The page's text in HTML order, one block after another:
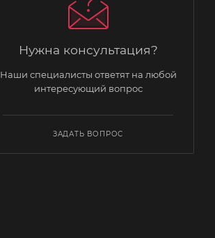
Нужна консультация?
Наши специалисты ответят на любой
интересующий вопрос
ЗАДАТЬ ВОПРОС